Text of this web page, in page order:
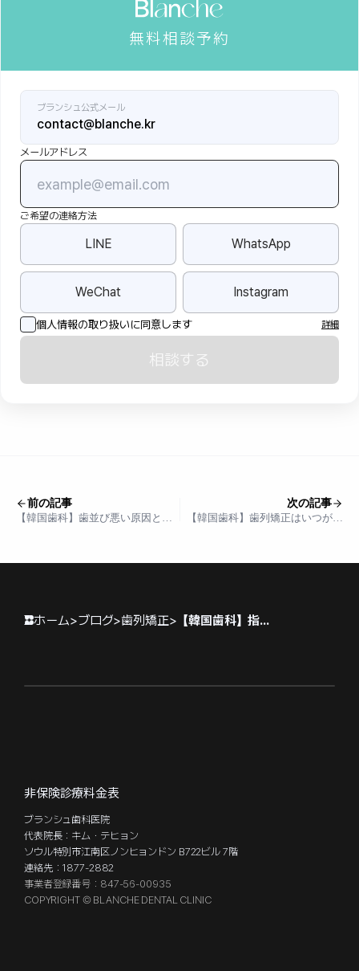
無料相談予約
ブランシュ公式メール
contact@blanche.kr
メールアドレス
ご希望の連絡方法
LINE WhatsApp
WeChat Instagram
個人情報の取り扱いに同意します 詳細
相談する
前の記事
【韓国歯科】歯並び悪い原因と改
次の記事
【韓国歯科】歯列矯正はいつが良
ホーム>ブログ>歯列矯正> 【韓国歯科】指しゃぶりが歯並びに与える影響とは 小児期から知っておきたい悪習癖のサインと対策
非保険診療料金表
ブランシュ歯科医院
代表院長：キム・テヒョン
ソウル特別市江南区ノンヒョンドン B722ビル 7階
連絡先：1877-2882
事業者登録番号：847-56-00935
COPYRIGHT © BLANCHE DENTAL CLINIC